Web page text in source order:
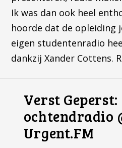
Ik was dan ook heel
hoorde dat de opleiding
eigen studentenradio
dankzij Xander Cottens.
Verst Geperst:
ochtendradio
Urgent.FM